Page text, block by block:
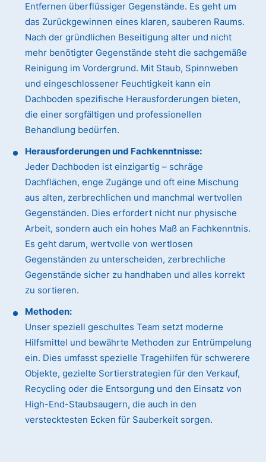
Entfernen überflüssiger Gegenstände. Es geht um
das Zurückgewinnen eines klaren, sauberen Raums.
Nach der gründlichen Beseitigung alter und nicht
mehr benötigter Gegenstände steht die sachgemäße
Reinigung im Vordergrund. Mit Staub, Spinnweben
und eingeschlossener Feuchtigkeit kann ein
Dachboden spezifische Herausforderungen bieten,
die einer sorgfältigen und professionellen
Behandlung bedürfen.
Herausforderungen und Fachkenntnisse:
Jeder Dachboden ist einzigartig – schräge
Dachflächen, enge Zugänge und oft eine Mischung
aus alten, zerbrechlichen und manchmal wertvollen
Gegenständen. Dies erfordert nicht nur physische
Arbeit, sondern auch ein hohes Maß an Fachkenntnis.
Es geht darum, wertvolle von wertlosen
Gegenständen zu unterscheiden, zerbrechliche
Gegenstände sicher zu handhaben und alles korrekt
zu sortieren.
Methoden:
Unser speziell geschultes Team setzt moderne
Hilfsmittel und bewährte Methoden zur Entrümpelung
ein. Dies umfasst spezielle Tragehilfen für schwerere
Objekte, gezielte Sortierstrategien für den Verkauf,
Recycling oder die Entsorgung und den Einsatz von
High-End-Staubsaugern, die auch in den
verstecktesten Ecken für Sauberkeit sorgen.